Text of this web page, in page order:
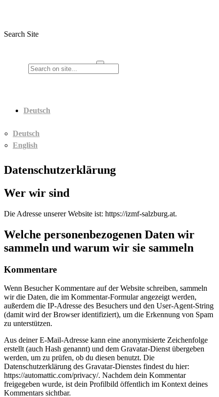
Search Site
Deutsch
Deutsch
English
Datenschutzerklärung
Wer wir sind
Die Adresse unserer Website ist: https://izmf-salzburg.at.
Welche personenbezogenen Daten wir
sammeln und warum wir sie sammeln
Kommentare
Wenn Besucher Kommentare auf der Website schreiben, sammeln
wir die Daten, die im Kommentar-Formular angezeigt werden,
außerdem die IP-Adresse des Besuchers und den User-Agent-String
(damit wird der Browser identifiziert), um die Erkennung von Spam
zu unterstützen.
Aus deiner E-Mail-Adresse kann eine anonymisierte Zeichenfolge
erstellt (auch Hash genannt) und dem Gravatar-Dienst übergeben
werden, um zu prüfen, ob du diesen benutzt. Die
Datenschutzerklärung des Gravatar-Dienstes findest du hier:
https://automattic.com/privacy/. Nachdem dein Kommentar
freigegeben wurde, ist dein Profilbild öffentlich im Kontext deines
Kommentars sichtbar.